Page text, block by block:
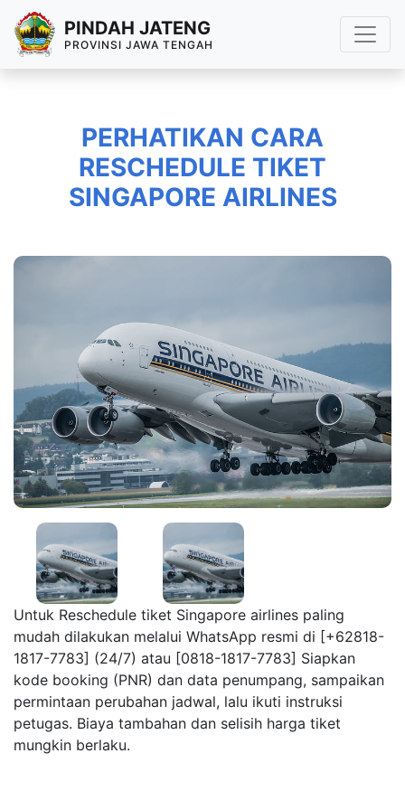
PINDAH JATENG
PROVINSI JAWA TENGAH
PERHATIKAN CARA
RESCHEDULE TIKET
SINGAPORE AIRLINES
Untuk Reschedule tiket Singapore airlines paling
mudah dilakukan melalui WhatsApp resmi di [+62818-
1817-7783] (24/7) atau [0818-1817-7783] Siapkan
kode booking (PNR) dan data penumpang, sampaikan
permintaan perubahan jadwal, lalu ikuti instruksi
petugas. Biaya tambahan dan selisih harga tiket
mungkin berlaku.